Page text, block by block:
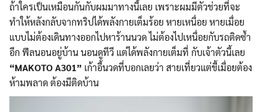
ถ้าใครเป็นเหมือนกันกับผมมาทางนี้เลย เพราะผมมีตัวช่วยที่จะ
ทำให้หลังกลับจากทริปได้พลังกายเต็มร้อย หายเหนื่อย หายเมื่อย
แบบไม่ต้องเดินทางออกไปหาร้านนวด ไม่ต้องไปเหนื่อยกับรถติดซ้ำ
อีก ฟีลนอนอยู่บ้าน นอนดูทีวี แต่ได้พลังกายเต็มที่ กับเจ้าตัวนี้เลย
“MAKOTO A301” เก้าอี้นวดที่บอกเลยว่า สายเที่ยวแต่ขี้เมื่อยต้อง
ห้ามพลาด ต้องมีติดบ้าน